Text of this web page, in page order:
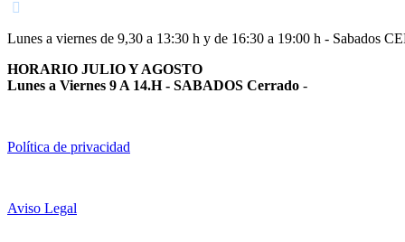
Lunes a viernes de 9,30 a 13:30 h y de 16:30 a 19:00 h - Sabados
HORARIO JULIO Y AGOSTO
Lunes a Viernes 9 A 14.H - SABADOS Cerrado -
Política de privacidad
Aviso Legal